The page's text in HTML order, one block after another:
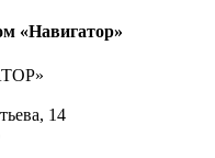
«Навигатор»
14